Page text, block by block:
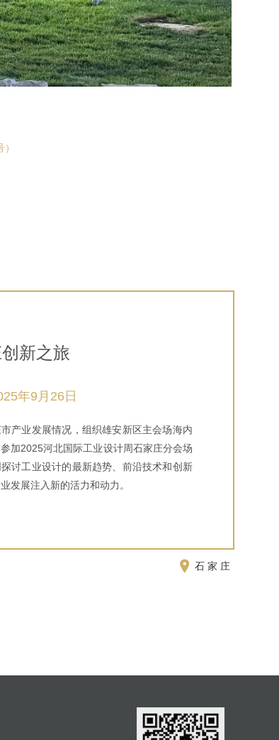
新之旅
年9月26日
产业发展情况，组织雄安新区主会场海内
加2025河北国际工业设计周石家庄分会场
讨工业设计的最新趋势、前沿技术和创新
发展注入新的活力和动力。
石家庄